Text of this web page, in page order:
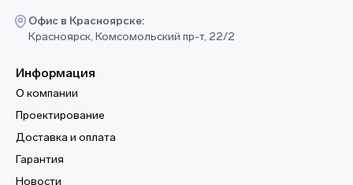
Офис в Красноярске:
Красноярск, Комсомольский пр-т, 22/2
Информация
О компании
Проектирование
Доставка и оплата
Гарантия
Новости